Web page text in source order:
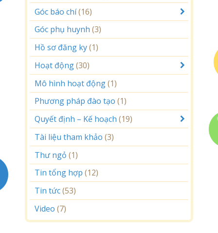
Góc báo chí(16)
Góc phụ huynh (3)
Hồ sơ đăng ky(1)
Hoạt động(30)
Mô hình hoạt động(1)
Phương pháp đào tạo (1)
Quyết định – Kế hoạch (19)
Tài liệu tham khảo (3)
Thư ngỏ (1)
Tin tổng hợp (12)
Tin tức(53)
Video (7)